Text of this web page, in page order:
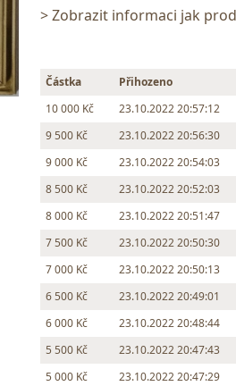
> Zobrazit informaci jak
Částka Přihozeno
10 000 Kč
23.10.2022 20:57:12
9 500 Kč
23.10.2022 20:56:30
9 000 Kč
23.10.2022 20:54:03
8 500 Kč
23.10.2022 20:52:03
8 000 Kč
23.10.2022 20:51:47
7 500 Kč
23.10.2022 20:50:30
7 000 Kč
23.10.2022 20:50:13
6 500 Kč
23.10.2022 20:49:01
6 000 Kč
23.10.2022 20:48:44
5 500 Kč
23.10.2022 20:47:43
5 000 Kč
23.10.2022 20:47:29